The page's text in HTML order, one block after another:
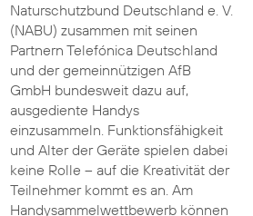
Naturschutzbund Deutschland e. V.
(NABU) zusammen mit seinen
Partnern Telefónica Deutschland
und der gemeinnützigen AfB
GmbH bundesweit dazu auf,
ausgediente Handys
einzusammeln. Funktionsfähigkeit
und Alter der Geräte spielen dabei
keine Rolle – auf die Kreativität der
Teilnehmer kommt es an. Am
Handysammelwettbewerb können